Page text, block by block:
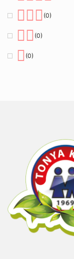
(0)
(0)
(0)